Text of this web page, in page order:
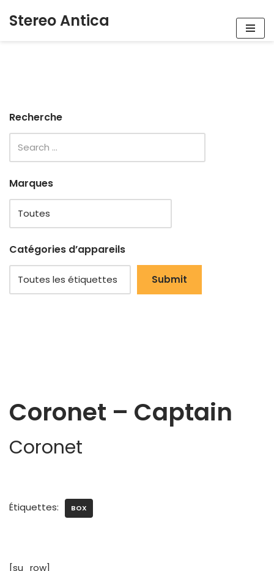
Stereo Antica
Recherche
Marques
Catégories d’appareils
Coronet – Captain
Coronet
Étiquettes: BOX
[su_row]